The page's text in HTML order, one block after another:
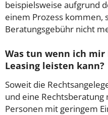
beispielsweise aufgrund
einem Prozess kommen,
Beratungsgebühr nicht
Was tun wenn ich
Leasing leisten kann?
Soweit die
und eine Rechtsberatung
Personen mit geringem